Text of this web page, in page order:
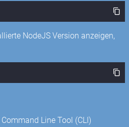
NodeJS Version anzeigen,
Line Tool (CLI)